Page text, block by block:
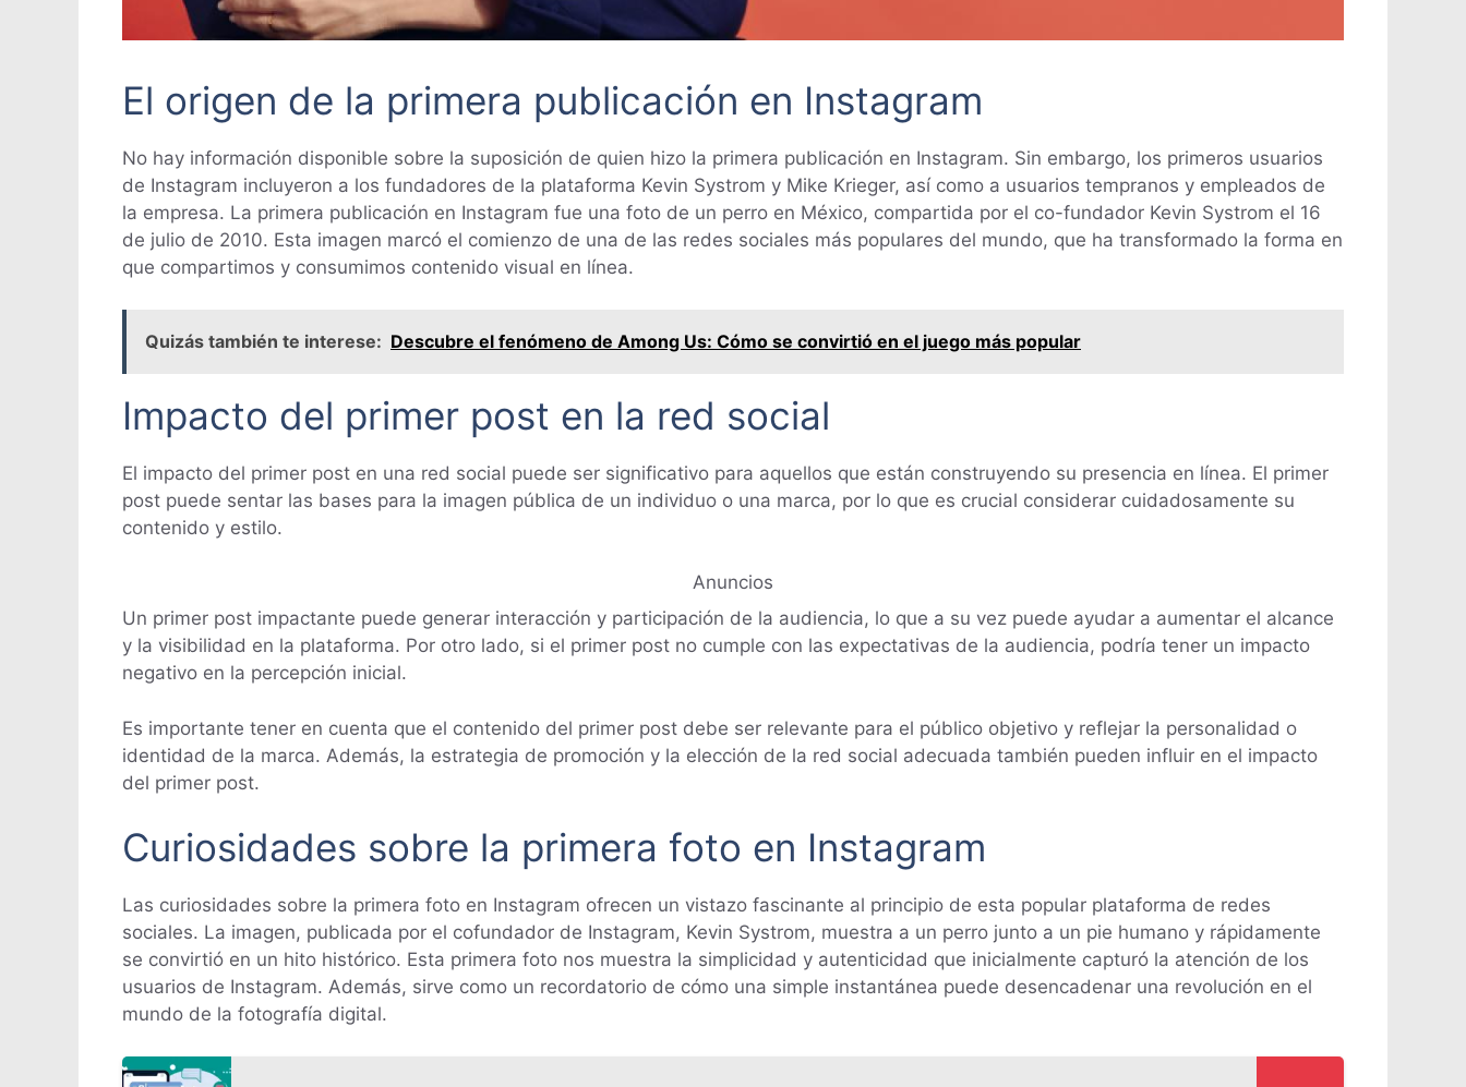
El origen de la primera publicación en Instagram
No hay información disponible sobre la suposición de quien hizo la primera publicación en Instagram. Sin embargo, los primeros usuarios
de Instagram incluyeron a los fundadores de la plataforma Kevin Systrom y Mike Krieger, así como a usuarios tempranos y empleados de
la empresa. La primera publicación en Instagram fue una foto de un perro en México, compartida por el co-fundador Kevin Systrom el 16
de julio de 2010. Esta imagen marcó el comienzo de una de las redes sociales más populares del mundo, que ha transformado la forma en
que compartimos y consumimos contenido visual en línea.
Quizás también te interese: Descubre el fenómeno de Among Us: Cómo se convirtió en el juego más popular
Impacto del primer post en la red social
El impacto del primer post en una red social puede ser significativo para aquellos que están construyendo su presencia en línea. El primer
post puede sentar las bases para la imagen pública de un individuo o una marca, por lo que es crucial considerar cuidadosamente su
contenido y estilo.
Anuncios
Un primer post impactante puede generar interacción y participación de la audiencia, lo que a su vez puede ayudar a aumentar el alcance
y la visibilidad en la plataforma. Por otro lado, si el primer post no cumple con las expectativas de la audiencia, podría tener un impacto
negativo en la percepción inicial.
Es importante tener en cuenta que el contenido del primer post debe ser relevante para el público objetivo y reflejar la personalidad o
identidad de la marca. Además, la estrategia de promoción y la elección de la red social adecuada también pueden influir en el impacto
del primer post.
Curiosidades sobre la primera foto en Instagram
Las curiosidades sobre la primera foto en Instagram ofrecen un vistazo fascinante al principio de esta popular plataforma de redes
sociales. La imagen, publicada por el cofundador de Instagram, Kevin Systrom, muestra a un perro junto a un pie humano y rápidamente
se convirtió en un hito histórico. Esta primera foto nos muestra la simplicidad y autenticidad que inicialmente capturó la atención de los
usuarios de Instagram. Además, sirve como un recordatorio de cómo una simple instantánea puede desencadenar una revolución en el
mundo de la fotografía digital.